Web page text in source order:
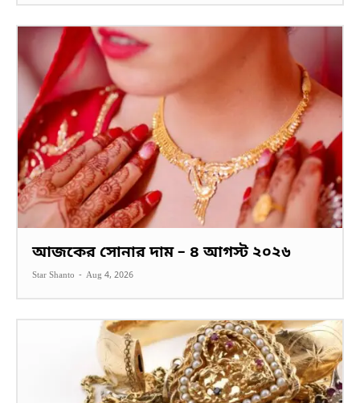
আজকের সোনার দাম – ৪ আগস্ট ২০২৬
Star Shanto - Aug 4, 2026